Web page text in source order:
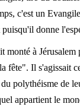
c'est un
donne
monté à
fête". Il s'agissait
polythéisme de
appartient le